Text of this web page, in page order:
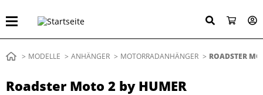
zum
Inhalt
MODELLE ANHÄNGER MOTORRADANHÄNGER AKTUELL:
ROADSTER
Roadster Moto 2 by HUMER